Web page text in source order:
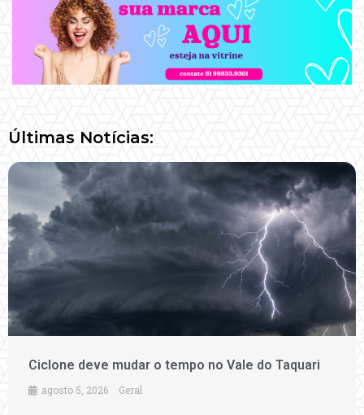
Últimas Notícias:
Ciclone deve mudar o tempo no Vale do Taquari
agosto 5, 2026 Geral